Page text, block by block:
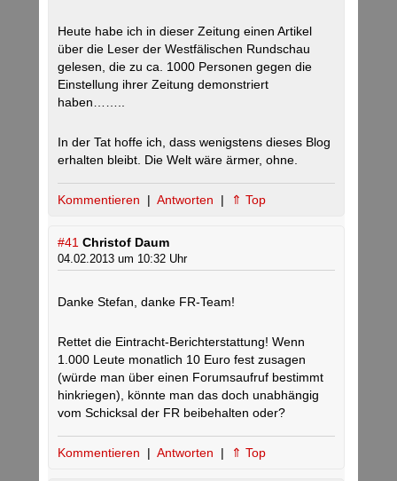
Heute habe ich in dieser Zeitung einen Artikel
über die Leser der Westfälischen Rundschau
gelesen, die zu ca. 1000 Personen gegen die
Einstellung ihrer Zeitung demonstriert
haben……..
In der Tat hoffe ich, dass wenigstens dieses Blog
erhalten bleibt. Die Welt wäre ärmer, ohne.
Kommentieren | Antworten | ⇑ Top
#41 Christof Daum
04.02.2013 um 10:32 Uhr
Danke Stefan, danke FR-Team!
Rettet die Eintracht-Berichterstattung! Wenn
1.000 Leute monatlich 10 Euro fest zusagen
(würde man über einen Forumsaufruf bestimmt
hinkriegen), könnte man das doch unabhängig
vom Schicksal der FR beibehalten oder?
Kommentieren | Antworten | ⇑ Top